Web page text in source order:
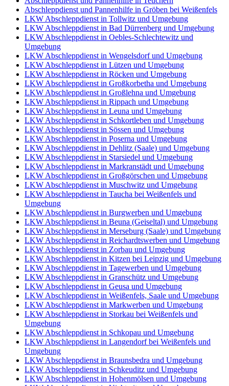
Abschleppdienst und Pannenhilfe in Gröben bei Weißenfels
LKW Abschleppdienst in Tollwitz und Umgebung
LKW Abschleppdienst in Bad Dürrenberg und Umgebung
LKW Abschleppdienst in Oebles-Schlechtewitz und
Umgebung
LKW Abschleppdienst in Wengelsdorf und Umgebung
LKW Abschleppdienst in Lützen und Umgebung
LKW Abschleppdienst in Röcken und Umgebung
LKW Abschleppdienst in Großkorbetha und Umgebung
LKW Abschleppdienst in Großlehna und Umgebung
LKW Abschleppdienst in Rippach und Umgebung
LKW Abschleppdienst in Leuna und Umgebung
LKW Abschleppdienst in Schkortleben und Umgebung
LKW Abschleppdienst in Sössen und Umgebung
LKW Abschleppdienst in Poserna und Umgebung
LKW Abschleppdienst in Dehlitz (Saale) und Umgebung
LKW Abschleppdienst in Starsiedel und Umgebung
LKW Abschleppdienst in Markranstädt und Umgebung
LKW Abschleppdienst in Großgörschen und Umgebung
LKW Abschleppdienst in Muschwitz und Umgebung
LKW Abschleppdienst in Taucha bei Weißenfels und
Umgebung
LKW Abschleppdienst in Burgwerben und Umgebung
LKW Abschleppdienst in Beuna (Geiseltal) und Umgebung
LKW Abschleppdienst in Merseburg (Saale) und Umgebung
LKW Abschleppdienst in Reichardtswerben und Umgebung
LKW Abschleppdienst in Zorbau und Umgebung
LKW Abschleppdienst in Kitzen bei Leipzig und Umgebung
LKW Abschleppdienst in Tagewerben und Umgebung
LKW Abschleppdienst in Granschütz und Umgebung
LKW Abschleppdienst in Geusa und Umgebung
LKW Abschleppdienst in Weißenfels, Saale und Umgebung
LKW Abschleppdienst in Markwerben und Umgebung
LKW Abschleppdienst in Storkau bei Weißenfels und
Umgebung
LKW Abschleppdienst in Schkopau und Umgebung
LKW Abschleppdienst in Langendorf bei Weißenfels und
Umgebung
LKW Abschleppdienst in Braunsbedra und Umgebung
LKW Abschleppdienst in Schkeuditz und Umgebung
LKW Abschleppdienst in Hohenmölsen und Umgebung